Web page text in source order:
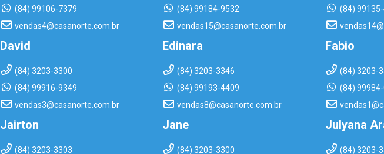
(84) 99106-7379
vendas4@casanorte.com.br
(84) 99184-9532
vendas15@casanorte.com.br
(84)
David
(84) 3203-3300
(84) 99916-9349
vendas3@casanorte.com.br
Edinara
(84) 3203-3346
(84) 99193-4409
vendas8@casanorte.com.br
Fabio
(84) 3203-
(84)
Jairton
(84) 3203-3303
Jane
(84) 3203-3300
Julyana
(84) 3203-